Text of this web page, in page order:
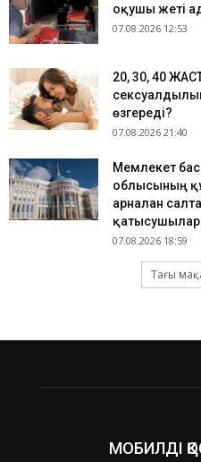
оқушы жеті
07.08.2026 12:53
​20, 30, 40
өзгереді?
07.08.2026 21:40
Мемлекет
облысының
арналған
07.08.2026 18:59
Тағы
МОБИЛДІ